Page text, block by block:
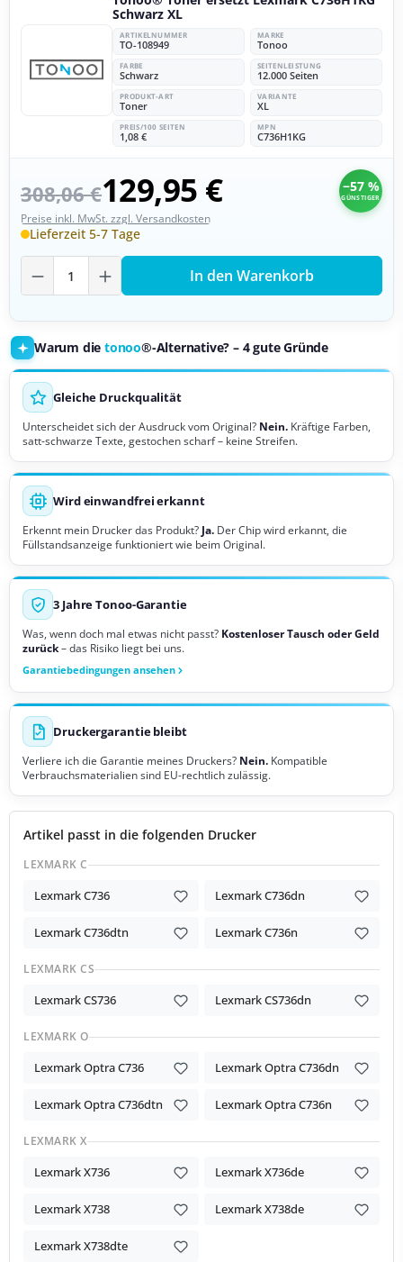
Schwarz XL
ARTIKELNUMMER
TO-108949
MARKE
Tonoo
FARBE
Schwarz
SEITENLEISTUNG
12.000 Seiten
PRODUKT-ART
Toner
VARIANTE
XL
PREIS/100 SEITEN
1,08 €
MPN
C736H1KG
308,06 €129,95 € −57 %
GÜNSTIGER
Preise inkl. MwSt. zzgl. Versandkosten
Lieferzeit 5-7 Tage
Produkt Anzahl: Gib den gewünschten
In den Warenkorb
Warum die tonoo®-Alternative? – 4 gute Gründe
Gleiche Druckqualität
Unterscheidet sich der Ausdruck vom Original? Nein. Kräftige Farben,
satt-schwarze Texte, gestochen scharf – keine Streifen.
Wird einwandfrei erkannt
Erkennt mein Drucker das Produkt? Ja. Der Chip wird erkannt, die
Füllstandsanzeige funktioniert wie beim Original.
3 Jahre Tonoo-Garantie
Was, wenn doch mal etwas nicht passt? Kostenloser Tausch oder Geld
zurück– das Risiko liegt bei uns.
Garantiebedingungen ansehen
Druckergarantie bleibt
Verliere ich die Garantie meines Druckers? Nein. Kompatible
Verbrauchsmaterialien sind EU-rechtlich zulässig.
Artikel passt in die folgenden Drucker
LEXMARK C
Lexmark C736 Lexmark C736dn
Lexmark C736dtn Lexmark C736n
LEXMARK CS
Lexmark CS736 Lexmark CS736dn
LEXMARK O
Lexmark Optra C736 Lexmark Optra C736dn
Lexmark Optra C736dtn Lexmark Optra C736n
LEXMARK X
Lexmark X736 Lexmark X736de
Lexmark X738 Lexmark X738de
Lexmark X738dte